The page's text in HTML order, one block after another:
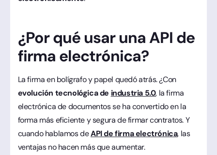
¿Por qué usar una API de
firma electrónica?
La firma en bolígrafo y papel quedó atrás. ¿Con
evolución tecnológica de industria 5.0, la firma
electrónica de documentos se ha convertido en la
forma más eficiente y segura de firmar contratos. Y
cuando hablamos deAPI de firma electrónica, las
ventajas no hacen más que aumentar.